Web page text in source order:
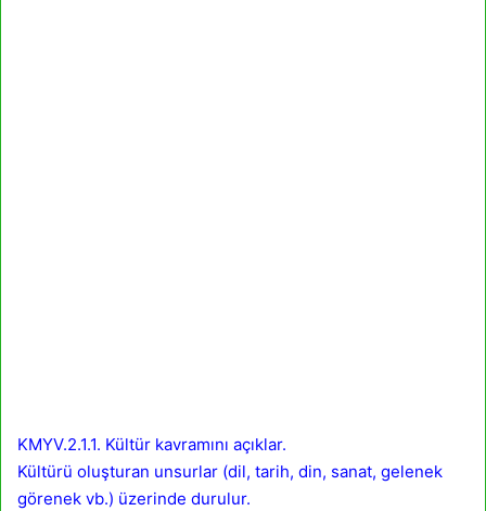
KMYV.2.1.1. Kültür kavramını açıklar.
Kültürü oluşturan unsurlar (dil, tarih, din, sanat, gelenek
görenek vb.) üzerinde durulur.